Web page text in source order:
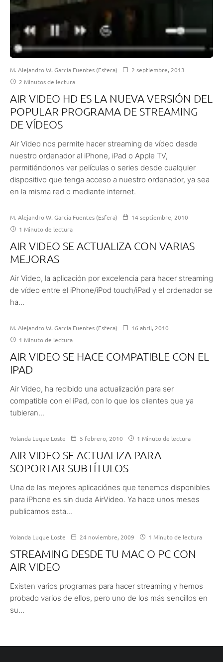
M. Alejandro W. García Fuentes (Esfera)
2 septiembre, 2013
2 Minutos de lectura
AIR VIDEO HD ES LA NUEVA VERSIÓN DEL
POPULAR PROGRAMA DE STREAMING
DE VÍDEOS
Air Video nos permite hacer streaming de vídeo desde
nuestro ordenador al iPhone, iPad o Apple TV,
permitiéndonos ver películas o series desde cualquier
dispositivo que tenga acceso a nuestro ordenador, ya sea
en la misma red o mediante internet.
M. Alejandro W. García Fuentes (Esfera)
14 septiembre, 2010
1 Minuto de lectura
AIR VIDEO SE ACTUALIZA CON VARIAS
MEJORAS
Air Video, la aplicación por excelencia para hacer streaming
de vídeo entre el iPhone/iPod touch/iPad y el ordenador se
ha...
M. Alejandro W. García Fuentes (Esfera)
16 abril, 2010
1 Minuto de lectura
AIR VIDEO SE HACE COMPATIBLE CON EL
IPAD
Air Video, ha recibido una actualización para ser
compatible con el iPad, con lo que los clientes que ya
tubieran...
Yolanda Luque Loste 5 febrero, 2010 1 Minuto de lectura
AIR VIDEO SE ACTUALIZA PARA
SOPORTAR SUBTÍTULOS
Una de las mejores aplicaciónes que tenemos disponibles
para iPhone es sin duda AirVideo. Ya hace unos meses
publicamos esta...
Yolanda Luque Loste 24 noviembre, 2009 1 Minuto de lectura
STREAMING DESDE TU MAC O PC CON
AIR VIDEO
Existen varios programas para hacer streaming y hemos
probado varios de ellos, pero uno de los más sencillos en
su...